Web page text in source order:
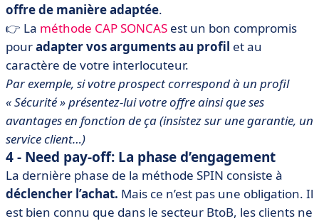
offre de manière adaptée.
👉 La méthode CAP SONCAS est un bon compromis
pouradapter vos arguments au profil et au
caractère de votre interlocuteur.
Par exemple, si votre prospect correspond à un profil
« Sécurité » présentez-lui votre offre ainsi que ses
avantages en fonction de ça (insistez sur une garantie, un
service client…)
4 - Need pay-off: La phase d’engagement
La dernière phase de la méthode SPIN consiste à
déclencher l’achat. Mais ce n’est pas une obligation. Il
est bien connu que dans le secteur BtoB, les clients ne